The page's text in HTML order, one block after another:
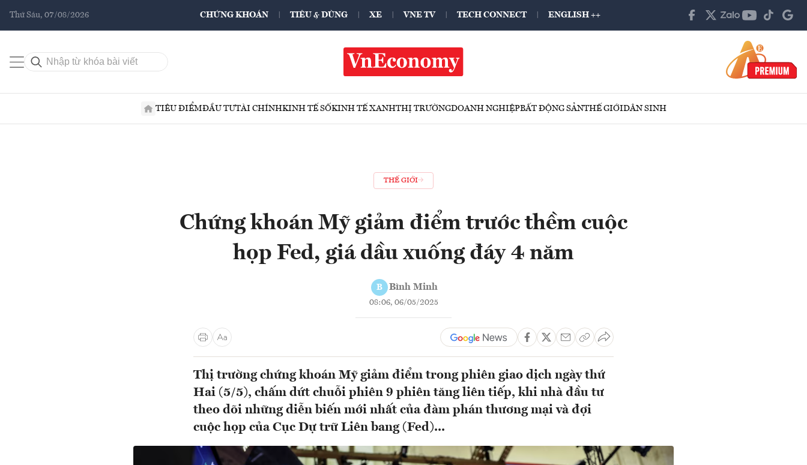
Thứ Sáu, 07/08/2026 CHỨNG KHOÁN TIÊU & DÙNG XE VNE TV TECH CONNECT ENGLISH ++
TIÊU ĐIỂMĐẦU TƯTÀI CHÍNHKINH TẾ SỐKINH TẾ XANHTHỊ TRƯỜNGDOANH NGHIỆPBẤT ĐỘNG SẢNTHẾ GIỚIDÂN SINH
THẾ GIỚI
Chứng khoán Mỹ giảm điểm trước thềm cuộc
họp Fed, giá dầu xuống đáy 4 năm
B Bình Minh
08:06, 06/05/2025
Thị trường chứng khoán Mỹ giảm điểm trong phiên giao dịch ngày thứ
Hai (5/5), chấm dứt chuỗi phiên 9 phiên tăng liên tiếp, khi nhà đầu tư
theo dõi những diễn biến mới nhất của đàm phán thương mại và đợi
cuộc họp của Cục Dự trữ Liên bang (Fed)...